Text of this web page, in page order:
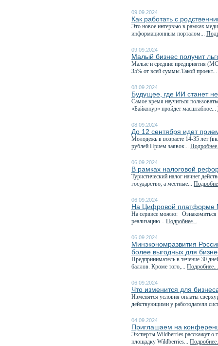
09.09.2024
Как работать с
Это новое интервью в рамках
информационным порталом...
09.09.2024
Малый бизнес получит
Малые и средние предприятия
35% от всей суммы.Такой проект...
08.09.2024
Будущее, где ИИ станет
Самое время научиться
«Байконур» пройдет масштабное...
08.09.2024
До 12 сентября идет
Молодежь в возрасте 14-35 лет
рублей Прием заявок...
06.09.2024
В рамках налоговой
Туристический налог начнет
государство, а местные...
06.09.2024
На Цифровой платформе
На сервисе можно: Ознакомиться
реализацию... Подробнее...
06.09.2024
Минэкономразвития
более выгодных для
Предприниматель в течение 30
баллов. Кроме того,... Подробнее...
06.09.2024
Что изменится для
Изменятся условия оплаты
действующими у работодателя
04.09.2024
Приглашаем на
Эксперты Wildberries расскажут о
площадку Wildberries...